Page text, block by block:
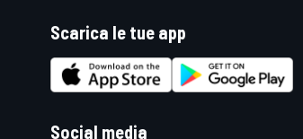
Scarica le tue app
Social media